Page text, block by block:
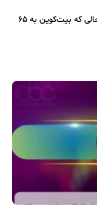
پای نتورک (PI) پیشتاز رشد آلت‌کوین‌ها شد در حالی که بیت‌کوین به ۶۵